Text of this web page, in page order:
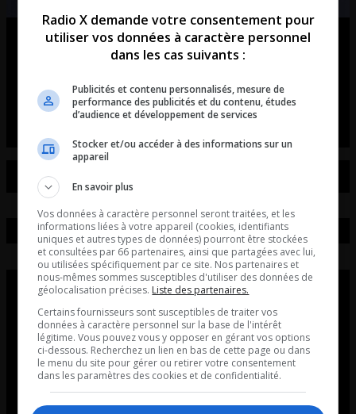
Ouellet en direct – Intégral du 07-
Ouellet en direct - Intégral du 07-08-2026
Radio X demande votre consentement pour
utiliser vos données à caractère personnel
dans les cas suivants :
Publicités et contenu personnalisés, mesure de
performance des publicités et du contenu, études
d’audience et développement de services
Stocker et/ou accéder à des informations sur un
appareil
En savoir plus
Vos données à caractère personnel seront traitées, et les
informations liées à votre appareil (cookies, identifiants
uniques et autres types de données) pourront être stockées
et consultées par 66 partenaires, ainsi que partagées avec lui,
ou utilisées spécifiquement par ce site. Nos partenaires et
nous-mêmes sommes susceptibles d'utiliser des données de
géolocalisation précises. Liste des partenaires.
Certains fournisseurs sont susceptibles de traiter vos
données à caractère personnel sur la base de l'intérêt
légitime. Vous pouvez vous y opposer en gérant vos options
ci-dessous. Recherchez un lien en bas de cette page ou dans
le menu du site pour gérer ou retirer votre consentement
dans les paramètres des cookies et de confidentialité.